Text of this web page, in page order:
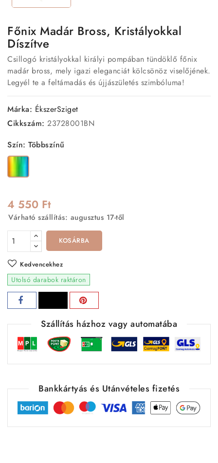
Főnix Madár Bross, Kristályokkal
Díszítve
Csillogó kristályokkal királyi pompában tündöklő főnix
madár bross, mely igazi eleganciát kölcsönöz viselőjének.
Legyél te a feltámadás és újjászületés szimbóluma!
Márka: ÉkszerSziget
Cikkszám: 23728001BN
Szín: Többszínű
Többszínű
4 550 Ft
Várható szállítás: augusztus 17-től
KOSÁRBA
Kedvencekhez
Utolsó darabok raktáron
Szállítás házhoz vagy automatába
Bankkártyás és Utánvételes fizetés